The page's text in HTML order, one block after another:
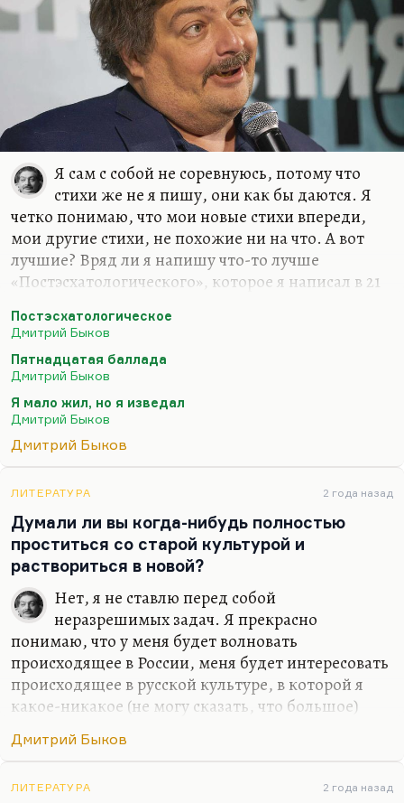
Иной раз Катька что-нибудь такое скажет, и
жить хочется. Что-нибудь…
Я сам с собой не соревнуюсь, потому что
стихи же не я пишу, они как бы даются. Я
четко понимаю, что мои новые стихи впереди,
мои другие стихи, не похожие ни на что. А вот
лучшие? Вряд ли я напишу что-то лучше
«Постэсхатологического», которое я написал в 21
я напишу что-то лучше «Пятнадцатой баллады»
(«Если б был я Дэн Браун…») или моего самого
любимого стихотворения – «Сказки о рыбаке и
рыбке»… Вообще, лучшее стихотворение мое
звучит так:
Я мало жил, но я изведал
Небесной Родины я не предал –
Что нет, то нет.
Земную предал неоднократно,
И…
Постэсхатологическое
Дмитрий Быков
Пятнадцатая баллада
Дмитрий Быков
Я мало жил, но я изведал
Дмитрий Быков
Дмитрий Быков
ЛИТЕРАТУРА 2 года назад
Думали ли вы когда-нибудь полностью
проститься со старой культурой и
раствориться в новой?
Нет, я не ставлю перед собой
неразрешимых задач. Я прекрасно
понимаю, что у меня будет волновать
происходящее в России, меня будет интересовать
происходящее в русской культуре, в которой я
какое-никакое (не могу сказать, что большое)
безусловно. Сужу я об этом прежде всего по
студентов, славистов. Так что нет, я не думал
Дмитрий Быков
ЛИТЕРАТУРА 2 года назад